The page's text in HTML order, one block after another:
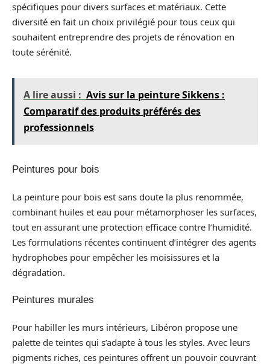
spécifiques pour divers surfaces et matériaux. Cette
diversité en fait un choix privilégié pour tous ceux qui
souhaitent entreprendre des projets de rénovation en
toute sérénité.
A lire aussi : Avis sur la peinture Sikkens :
Comparatif des produits préférés des
professionnels
Peintures pour bois
La peinture pour bois est sans doute la plus renommée,
combinant huiles et eau pour métamorphoser les surfaces,
tout en assurant une protection efficace contre l’humidité.
Les formulations récentes continuent d’intégrer des agents
hydrophobes pour empêcher les moisissures et la
dégradation.
Peintures murales
Pour habiller les murs intérieurs, Libéron propose une
palette de teintes qui s’adapte à tous les styles. Avec leurs
pigments riches, ces peintures offrent un pouvoir couvrant